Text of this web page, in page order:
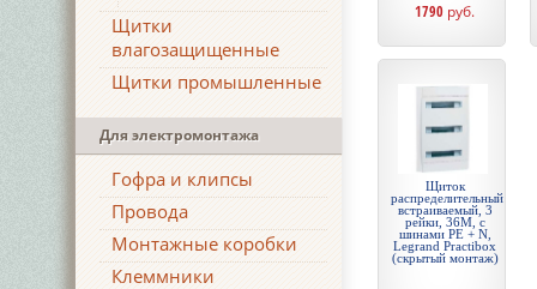
Щитки
влагозащищенные
Щитки промышленные
Для электромонтажа
Гофра и клипсы
Провода
Монтажные коробки
Клеммники
1790 руб.
Щиток
распределительный
встраиваемый, 3
рейки, 36М, с
шинами PE + N,
Legrand Practibox
(скрытый монтаж)